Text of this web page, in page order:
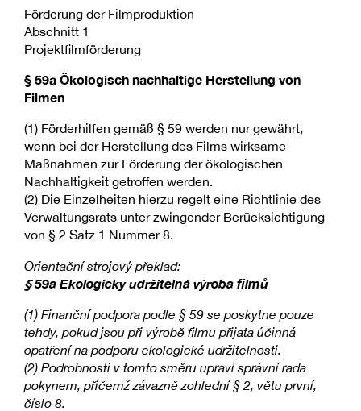
Förderung der Filmproduktion
Abschnitt 1
Projektfilmförderung
§ 59a Ökologisch nachhaltige Herstellung von
Filmen
(1) Förderhilfen gemäß § 59 werden nur gewährt,
wenn bei der Herstellung des Films wirksame
Maßnahmen zur Förderung der ökologischen
Nachhaltigkeit getroffen werden.
(2) Die Einzelheiten hierzu regelt eine Richtlinie des
Verwaltungsrats unter zwingender Berücksichtigung
von § 2 Satz 1 Nummer 8.
Orientační strojový překlad:
§ 59a Ekologicky udržitelná výroba filmů
(1) Finanční podpora podle § 59 se poskytne pouze
tehdy, pokud jsou při výrobě filmu přijata účinná
opatření na podporu ekologické udržitelnosti.
(2) Podrobnosti v tomto směru upraví správní rada
pokynem, přičemž závazně zohlední § 2, větu první,
číslo 8.